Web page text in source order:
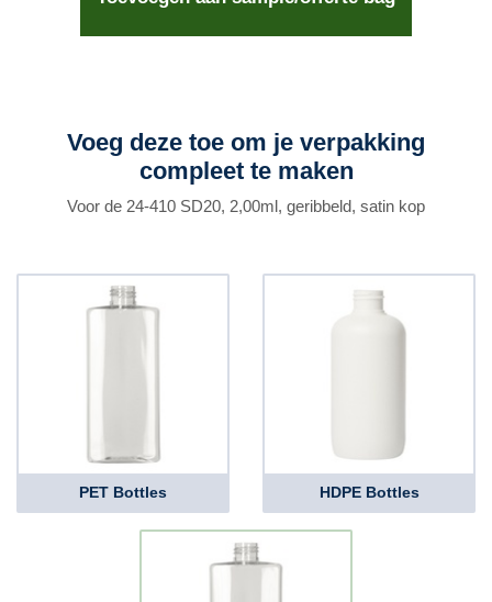
Voeg deze toe om je verpakking
compleet te maken
Voor de 24-410 SD20, 2,00ml, geribbeld, satin kop
PET Bottles HDPE Bottles